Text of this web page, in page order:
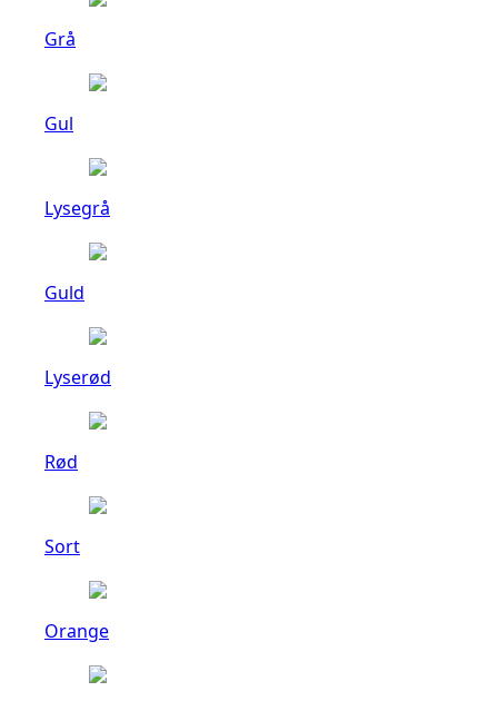
Grå
Gul
Lysegrå
Guld
Lyserød
Rød
Sort
Orange